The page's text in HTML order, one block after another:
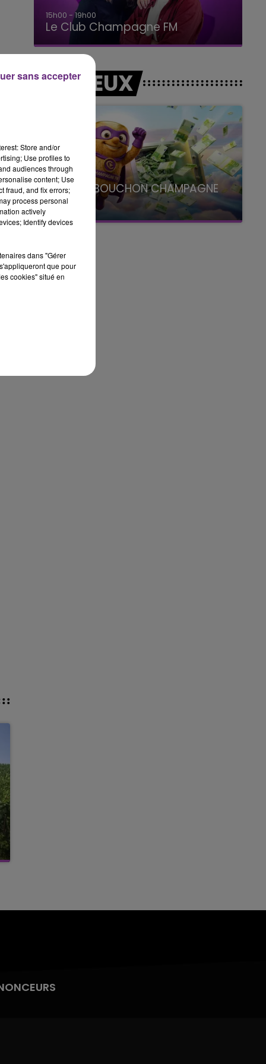
15h00 - 19h00
Le Club Champagne FM
LES JEUX
LE SUPER BOUCHON CHAMPAGNE
FM
avec La Famille Champagne FM, à 8H10
Store and/or
Use profiles to
audiences through
content; Use
fraud, and fix errors;
process personal
actively
Identify devices
dans "Gérer
que pour
cookies" situé en
sans accepter